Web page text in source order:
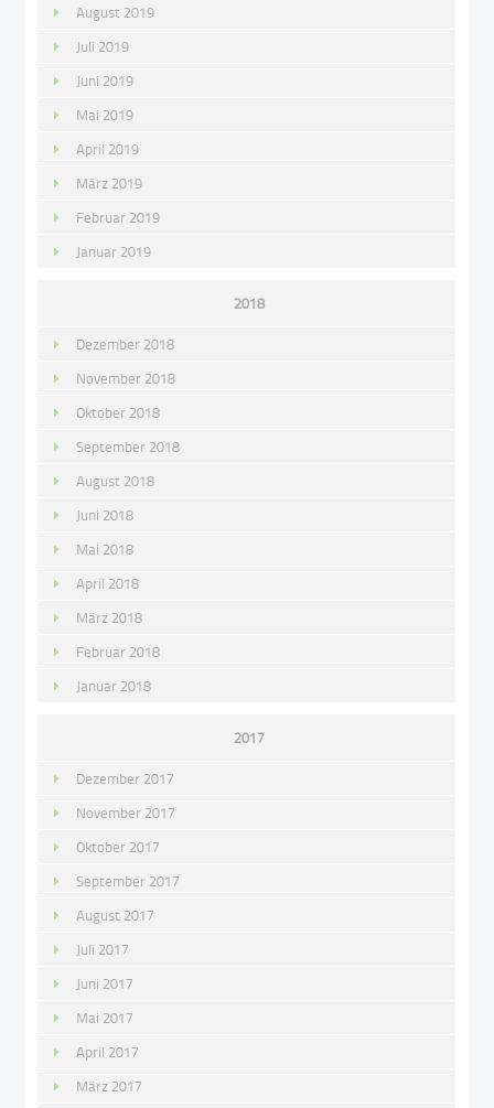
August 2019
Juli 2019
Juni 2019
Mai 2019
April 2019
März 2019
Februar 2019
Januar 2019
2018
Dezember 2018
November 2018
Oktober 2018
September 2018
August 2018
Juni 2018
Mai 2018
April 2018
März 2018
Februar 2018
Januar 2018
2017
Dezember 2017
November 2017
Oktober 2017
September 2017
August 2017
Juli 2017
Juni 2017
Mai 2017
April 2017
März 2017